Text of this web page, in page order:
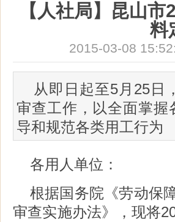
【人社局】昆山
料
2015-03-08
从即日起至5月25日
审查工作，以全面掌
导和规范各类用工行为
各用人单位：
根据国务院《劳动保
审查实施办法》，现将